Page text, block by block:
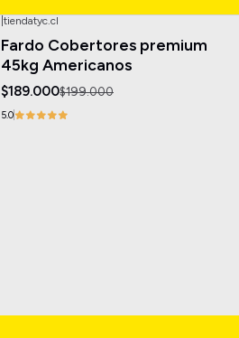
|tiendatyc.cl
Fardo Cobertores premium
45kg Americanos
$189.000$199.000
5.0